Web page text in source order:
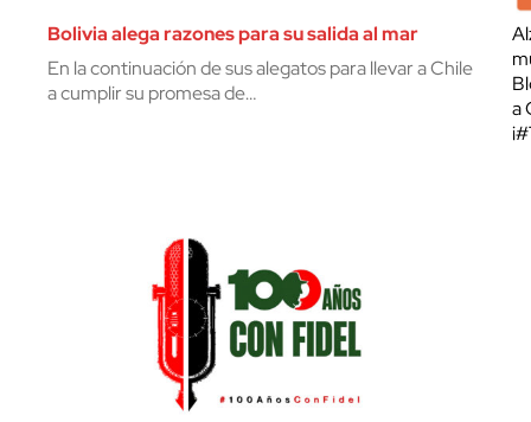
Bolivia alega razones para su salida al mar
En la continuación de sus alegatos para llevar a Chile
a cumplir su promesa de…
a